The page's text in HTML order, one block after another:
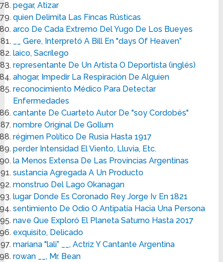
pegar, Atizar
quien Delimita Las Fincas Rústicas
arco De Cada Extremo Del Yugo De Los Bueyes
__ Gere, Interpretó A Bill En "days Of Heaven”
laico, Sacrílego
representante De Un Artista O Deportista (inglés)
ahogar, Impedir La Respiración De Alguien
reconocimiento Médico Para Detectar
Enfermedades
cantante De Cuarteto Autor De "soy Cordobés"
nombre Original De Gollum
régimen Político De Rusia Hasta 1917
perder Intensidad El Viento, Lluvia, Etc.
la Menos Extensa De Las Provincias Argentinas
sustancia Agregada A Un Producto
monstruo Del Lago Okanagan
lugar Donde Es Coronado Rey Jorge Iv En 1821
sentimiento De Odio O Antipatía Hacia Una Persona
nave Que Exploró El Planeta Saturno Hasta 2017
exquisito, Delicado
mariana "lali” __, Actriz Y Cantante Argentina
rowan __, Mr. Bean